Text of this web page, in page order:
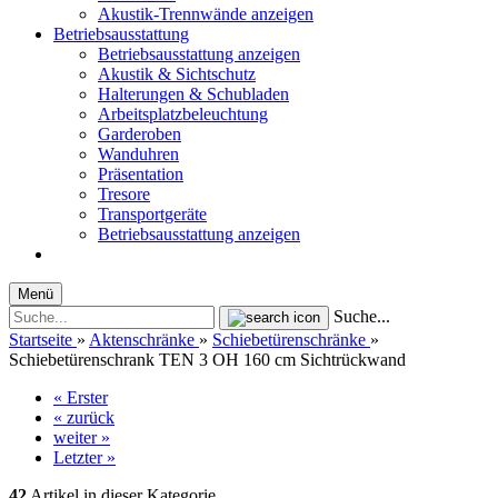
Akustik-Trennwände anzeigen
Betriebsausstattung
Betriebsausstattung anzeigen
Akustik & Sichtschutz
Halterungen & Schubladen
Arbeitsplatzbeleuchtung
Garderoben
Wanduhren
Präsentation
Tresore
Transportgeräte
Betriebsausstattung anzeigen
Menü
Suche...
Startseite » Aktenschränke » Schiebetürenschränke »
Schiebetürenschrank TEN 3 OH 160 cm Sichtrückwand
« Erster
« zurück
weiter »
Letzter »